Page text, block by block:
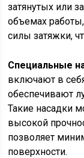
затянутых или
объемах
силы затяжки,
Специальные
включают в
обеспечивают
Такие насадки
высокой
позволяет
поверхности.